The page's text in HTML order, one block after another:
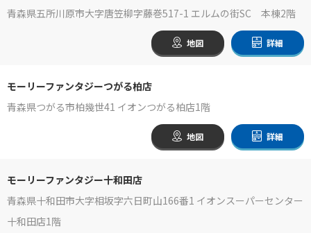
青森県五所川原市大字唐笠柳字藤巻517-1 エルムの街SC 本棟2階
地図 詳細
モーリーファンタジーつがる柏店
青森県つがる市柏幾世41 イオンつがる柏店1階
地図 詳細
モーリーファンタジー十和田店
青森県十和田市大字相坂字六日町山166番1 イオンスーパーセンター
十和田店1階